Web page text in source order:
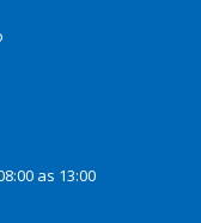
as 13:00